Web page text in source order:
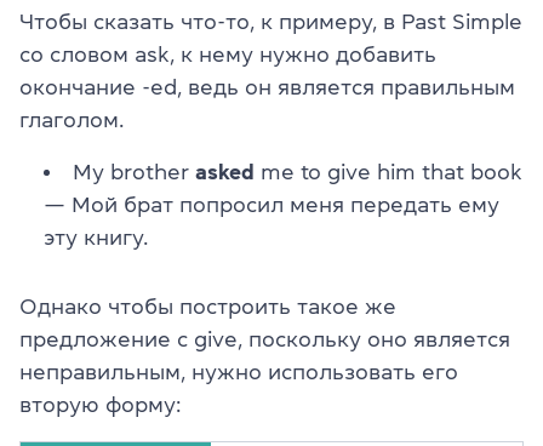
Чтобы сказать что-то, к примеру, в Past Simple
со словом ask, к нему нужно добавить
окончание -ed, ведь он является правильным
глаголом.
My brother asked me to give him that book
— Мой брат попросил меня передать ему
эту книгу.
Однако чтобы построить такое же
предложение с give, поскольку оно является
неправильным, нужно использовать его
вторую форму: